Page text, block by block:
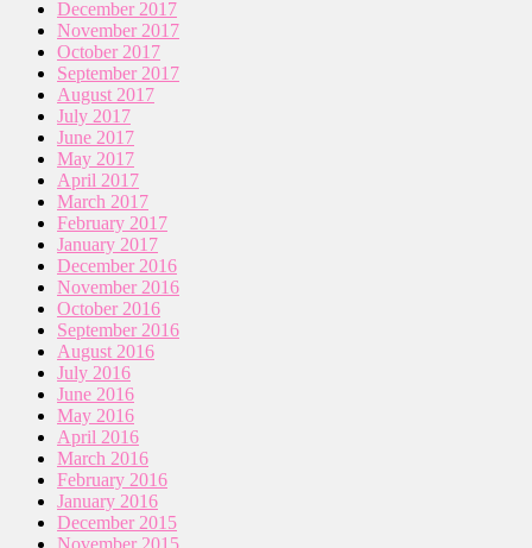
December 2017
November 2017
October 2017
September 2017
August 2017
July 2017
June 2017
May 2017
April 2017
March 2017
February 2017
January 2017
December 2016
November 2016
October 2016
September 2016
August 2016
July 2016
June 2016
May 2016
April 2016
March 2016
February 2016
January 2016
December 2015
November 2015